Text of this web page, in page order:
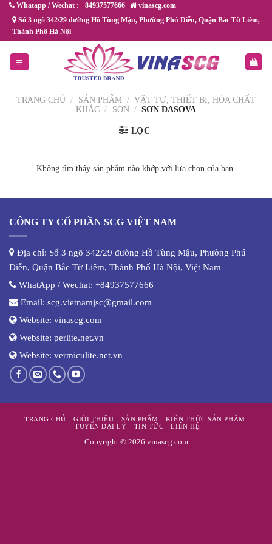
ChuyểnWhatapp / Wechat : +84937577666
vinascg.com
Số 3 ngõ 342/29 đường Hồ Tùng Mậu, Phường Phú Diễn, Quận Bắc Từ Liêm,
Thành Phố Hà Nội
TRANG CHỦ / SẢN PHẨM / VẬT TƯ, THIẾT BỊ, HÓA CHẤT
KHÁC / SƠN / SƠN DASOVA
LỌC
Không tìm thấy sản phẩm nào khớp với lựa chọn của bạn.
CÔNG TY CỔ PHẦN SCG VIỆT NAM
Địa chỉ: Số 3 ngõ 342/29 đường Hồ Tùng Mậu, Phường Phú
Diễn, Quận Bắc Từ Liêm, Thành Phố Hà Nội, Việt Nam
WhatApp / Wechat: +84937577666
Email: scg.vietnamjsc@gmail.com
Website: vinascg.com
Website: perlite.net.vn
Website: vermiculite.net.vn
TRANG CHỦ GIỚI THIỆU SẢN PHẨM
KIẾN THỨC SẢN PHẨM
TUYỂN ĐẠI LÝ
TIN TỨC LIÊN HỆ
Copyright © 2026 vinascg.com